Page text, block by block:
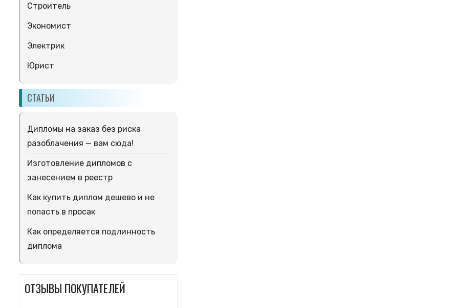
Строитель
Экономист
Электрик
Юрист
СТАТЬИ
Дипломы на заказ без риска
разоблачения — вам сюда!
Изготовление дипломов с
занесением в реестр
Как купить диплом дешево и не
попасть в просак
Как определяется подлинность
диплома
ОТЗЫВЫ ПОКУПАТЕЛЕЙ